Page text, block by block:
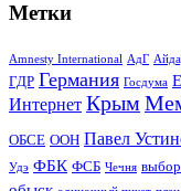
Метки
Amnesty International АдГ
ГДР Германия Госдума
Интернет Крым
ОБСЕ ООН Павел
Удэ ФБК ФСБ Чечня